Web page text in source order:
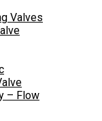
Valves
– Flow